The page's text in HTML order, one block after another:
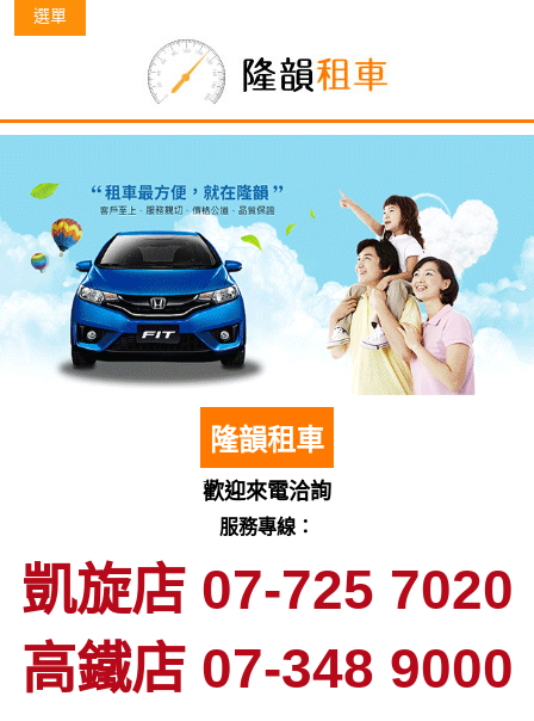
選單
隆韻租車
歡迎來電洽詢
服務專線：
凱旋店 07-725 7020
高鐵店 07-348 9000